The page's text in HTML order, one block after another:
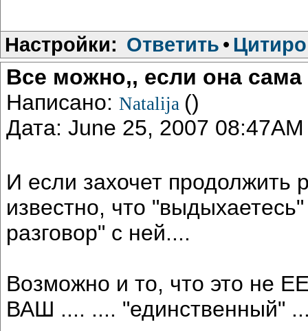
Настройки: Ответить •
Все можно,, если она сама
Написано: Natalija ()
Дата: June 25, 2007 08:47AM
И если захочет продолжить
известно, что
разговор" с ней....
Возможно и то, что это не
ВАШ .... .... "единственный"